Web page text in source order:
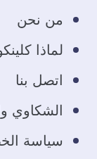
من نحن
لماذا
اتصل بنا
الشكاوي
سياسة